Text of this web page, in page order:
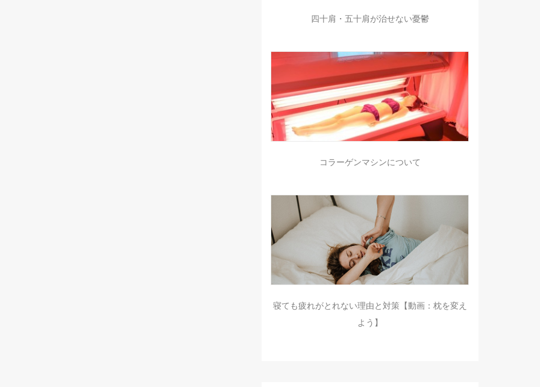
四十肩・五十肩が治せない憂鬱
コラーゲンマシンについて
寝ても疲れがとれない理由と対策【動画：枕を変え
よう】